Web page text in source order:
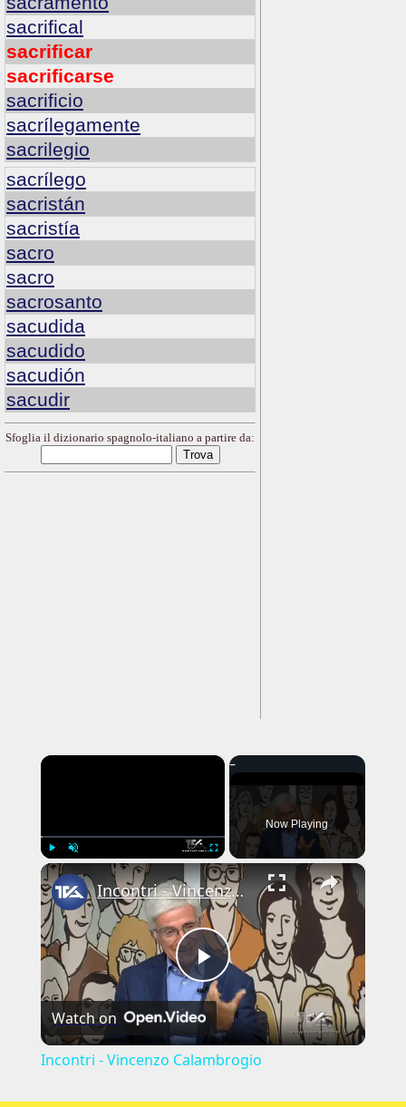
sacrifical
sacrificar
sacrificarse
sacrificio
sacrílegamente
sacrilegio
sacrílego
sacristán
sacristía
sacro
sacro
sacrosanto
sacudida
sacudido
sacudión
sacudir
Sfoglia il dizionario spagnolo-italiano a partire da:
×
Play Fullscreen
Now Playing
×
Play
Video
Incontri - Vincenzo Calambrogio
Watch on
Incontri - Vincenzo Calambrogio